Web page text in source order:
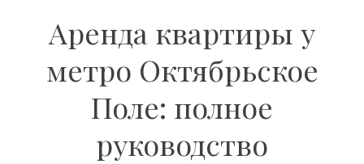
Аренда квартиры у
метро Октябрьское
Поле: полное
руководство